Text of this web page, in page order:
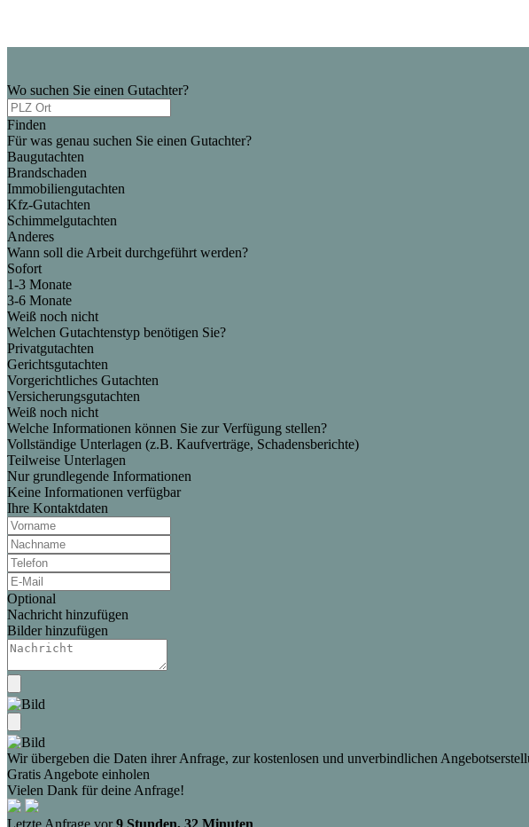
Wo suchen Sie einen Gutachter?
Finden
Für was genau suchen Sie einen Gutachter?
Baugutachten
Brandschaden
Immobiliengutachten
Kfz-Gutachten
Schimmelgutachten
Anderes
Wann soll die Arbeit durchgeführt werden?
Sofort
1-3 Monate
3-6 Monate
Weiß noch nicht
Welchen Gutachtenstyp benötigen Sie?
Privatgutachten
Gerichtsgutachten
Vorgerichtliches Gutachten
Versicherungsgutachten
Weiß noch nicht
Welche Informationen können Sie zur Verfügung stellen?
Vollständige Unterlagen (z.B. Kaufverträge, Schadensberichte)
Teilweise Unterlagen
Nur grundlegende Informationen
Keine Informationen verfügbar
Ihre Kontaktdaten
Optional
Nachricht hinzufügen
Bilder hinzufügen
Wir übergeben die Daten ihrer Anfrage, zur kostenlosen und unverbindlichen
Gratis Angebote einholen
Vielen Dank für deine Anfrage!
Letzte Anfrage vor9 Stunden, 32 Minuten